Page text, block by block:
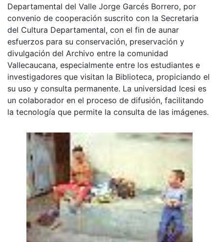
Departamental del Valle Jorge Garcés Borrero, por
convenio de cooperación suscrito con la Secretaria
del Cultura Departamental, con el fin de aunar
esfuerzos para su conservación, preservación y
divulgación del Archivo entre la comunidad
Vallecaucana, especialmente entre los estudiantes e
investigadores que visitan la Biblioteca, propiciando el
su uso y consulta permanente. La universidad Icesi es
un colaborador en el proceso de difusión, facilitando
la tecnología que permite la consulta de las imágenes.